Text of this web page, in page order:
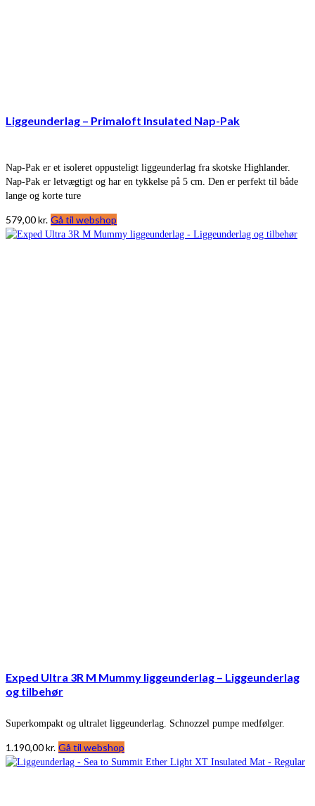
Liggeunderlag – Primaloft Insulated Nap-Pak
Nap-Pak er et isoleret oppusteligt liggeunderlag fra skotske Highlander.
Nap-Pak er letvægtigt og har en tykkelse på 5 cm. Den er perfekt til både
lange og korte ture
579,00kr. Gå til webshop
Exped Ultra 3R M Mummy liggeunderlag – Liggeunderlag
og tilbehør
Superkompakt og ultralet liggeunderlag. Schnozzel pumpe medfølger.
1.190,00kr. Gå til webshop